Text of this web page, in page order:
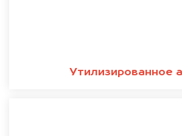
Утилизированное